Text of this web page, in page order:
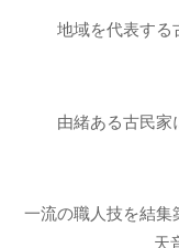
地域を代表する
由緒ある古民家
一流の職人技を結集
天